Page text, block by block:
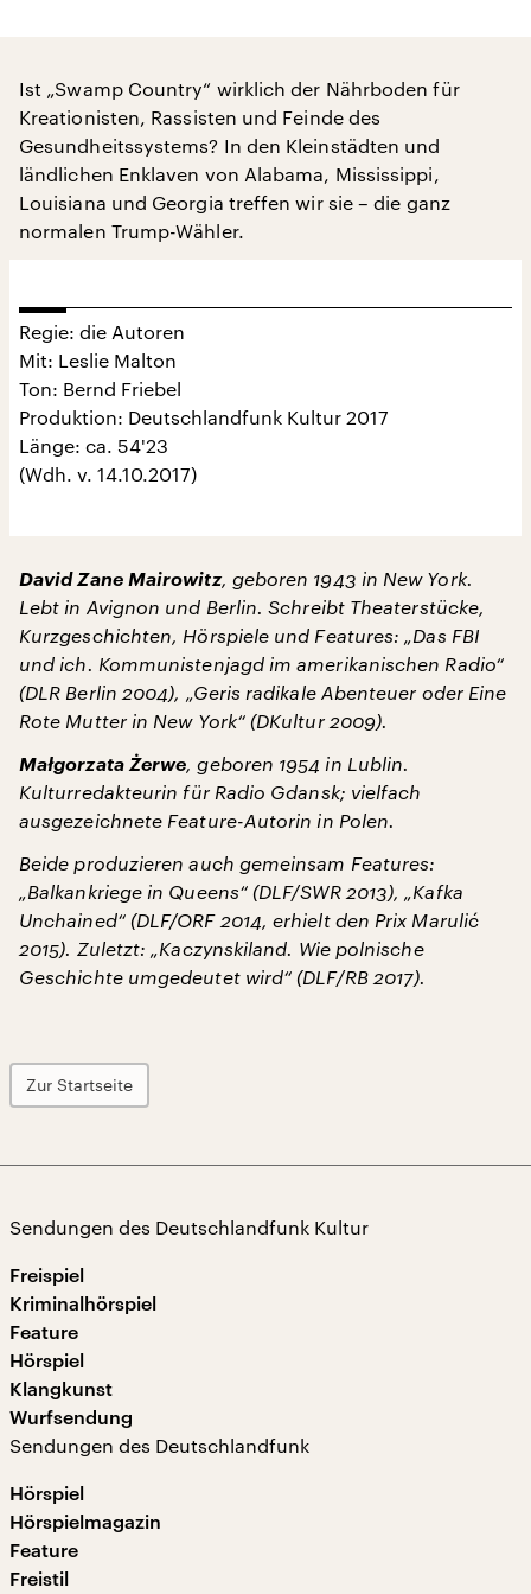
Ist „Swamp Country“ wirklich der Nährboden für
Kreationisten, Rassisten und Feinde des
Gesundheitssystems? In den Kleinstädten und
ländlichen Enklaven von Alabama, Mississippi,
Louisiana und Georgia treffen wir sie – die ganz
normalen Trump-Wähler.
Regie: die Autoren
Mit: Leslie Malton
Ton: Bernd Friebel
Produktion: Deutschlandfunk Kultur 2017
Länge: ca. 54'23
(Wdh. v. 14.10.2017)
David Zane Mairowitz, geboren 1943 in New York.
Lebt in Avignon und Berlin. Schreibt Theaterstücke,
Kurzgeschichten, Hörspiele und Features: „Das FBI
und ich. Kommunistenjagd im amerikanischen Radio“
(DLR Berlin 2004), „Geris radikale Abenteuer oder Eine
Rote Mutter in New York“ (DKultur 2009).
Małgorzata Żerwe, geboren 1954 in Lublin.
Kulturredakteurin für Radio Gdansk; vielfach
ausgezeichnete Feature-Autorin in Polen.
Beide produzieren auch gemeinsam Features:
„Balkankriege in Queens“ (DLF/SWR 2013), „Kafka
Unchained“ (DLF/ORF 2014, erhielt den Prix Marulić
2015). Zuletzt: „Kaczynskiland. Wie polnische
Geschichte umgedeutet wird“ (DLF/RB 2017).
Zur Startseite
Sendungen des Deutschlandfunk Kultur
Freispiel
Kriminalhörspiel
Feature
Hörspiel
Klangkunst
Wurfsendung
Sendungen des Deutschlandfunk
Hörspiel
Hörspielmagazin
Feature
Freistil